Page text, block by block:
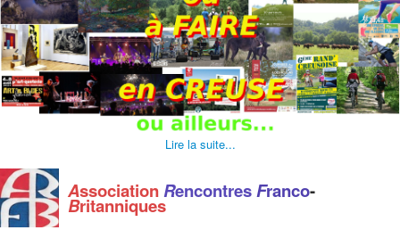
Lire la suite...
AssociationRencontresFranco-
Britanniques